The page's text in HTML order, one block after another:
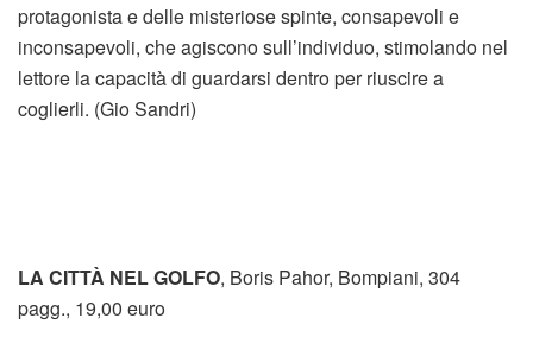
protagonista e delle misteriose spinte, consapevoli e
inconsapevoli, che agiscono sull’individuo, stimolando nel
lettore la capacità di guardarsi dentro per riuscire a
coglierli. (Gio Sandri)
LA CITTÀ NEL GOLFO, Boris Pahor, Bompiani, 304
pagg., 19,00 euro